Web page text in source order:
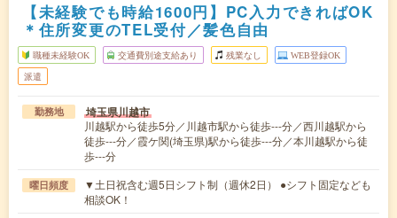
【未経験でも時給1600円】PC入力できればOK
＊住所変更のTEL受付／髪色自由
職種未経験OK 交通費別途支給あり 残業なし WEB登録OK
派遣
勤務地 埼玉県川越市
川越駅から徒歩5分／川越市駅から徒歩---分／西川越駅から
徒歩---分／霞ケ関(埼玉県)駅から徒歩---分／本川越駅から徒
歩---分
曜日頻度
▼土日祝含む週5日シフト制（週休2日） ●シフト固定なども
相談OK！